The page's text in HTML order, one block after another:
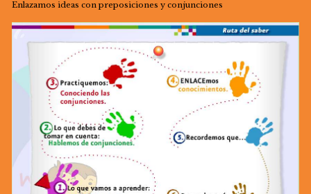
Enlazamos ideas con preposiciones y conjunciones